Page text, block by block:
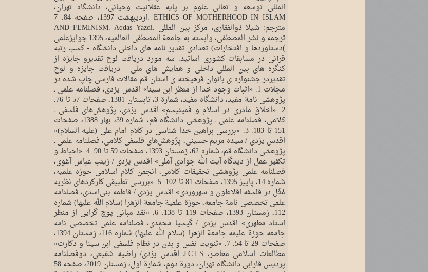
المللی توسعه و تعالی علوم بر پایه عقلانیت وحیانی، دانشگاه تهران،
اردیبهشت 1397، صفحه 84. 7. ETHICS OF MOTHERHOOD IN ISLAM
AND FEMINISM. Aqdas Yazdi. مترجم: شیلا ذوالفقاری، مرکز بین المللی
ترجمه و نشر المصطفی، وابسته به جامعة المصطفی العالمیه، 1395 جوایزعلمی
)دستاوردها و افتخارات) تعدادی تقدیر نامه های داخلی دانشگاه - کسب رتبه
قرآنی در مسابقات کشوری اساتید. سه مورد دریافت لوح تقدیرو جایزه از
کنگره های بین المللی داخلی و همایش های ملی - دریافت جایزه و لوح
تقدیردر جشنواره ی بانوان فرهیخته ی استان قم مقالات فارسی چاپ شده در
مجلات 1. «اثبات وجود خدا از منظر ابن سینا» اقدس یزدی، فصلنامه علمی ـ
پژوهشی نامة مفید، دانشگاه مفید، شمارة 3، تابستان 1381، صفحات 57 تا 76.
2. «اخلاق مادری در اسلام و فمینیسم» اقدس یزدی، پژوهش‌های فلسفی ـ
کلامی، فصلنامه علمی ـ پژوهشی دانشگاه قم، شماره 39، بهار 1388، صفحات
151 تا 183. 3. «بررسی براهین خدا شناسی در کلام امام علی (علیه السلام)»
اقدس یزدی / سیده مریم حسینی، پژوهش‌های فلسفی کلامی، فصلنامه علمی ـ
پژوهشی دانشگاه قم، شماره 62، زمستان 1393، صفحات 59 تا 90. 4. «احباط و
تکفیر عمل از دیدگاه آیت الله جوادی آملی» اقدس یزدی / زینب عباس آغوی،
فصلنامه علمی پژوهشی تحقیقات کلامی، انجمن کلام اسلامی حوزه علمیه،
شماره 14، پاییز 1395، صفحات 81 تا 102. 5. «بررسی تطبیقی کارکردهای نظریه
مُثُل در فلسفه افلاطون و سهروردی» اقدس یزدی / فاطمه بنی‌اسدی، فصلنامه
علمی تخصصی نامة جامعه، حوزة علمیة جامعة الزهرا (سلام الله علیها) شماره
112، زمستان 1393، صفحات 119 تا 138. 6. «نقد مبانی پوچ گرایی از منظر
استاد مطهری» اقدس یزدی / گیسیا محمدی، فصلنامه علمی تخصصی نامه
جامعه حوزة علیمه جامعة الزهرا (سلام الله علیها) شماره 116، زمستان 1394،
صفحات 29 تا 54. 7. «ثنویت نفس و بدن در نظام فلسفی ابن سینا و دکارت»
اقدس یزدی/ راضیه شفیعی، دوفصلنامه J.C.I.S مطالعات اسلامی معاصر،
پردیس فارابی دانشگاه تهران، دورة دوم، شمارة اول، زمستان 2019، صفحه 58